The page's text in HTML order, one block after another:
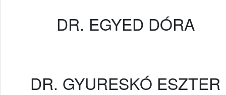
DR. EGYED DÓRA
DR. GYURESKÓ ESZTER